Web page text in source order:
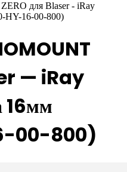
для Blaser - iRay
HY-16-00-800)
— iRay
16мм
00-800)